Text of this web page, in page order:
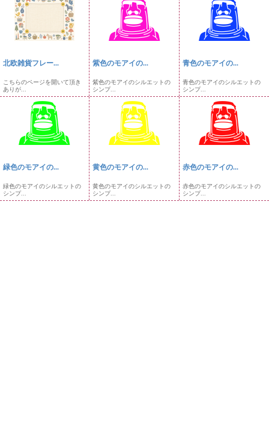
北欧雑貨フレー...
こちらのページを開いて頂き
ありが...
紫色のモアイの...
紫色のモアイのシルエットの
シンプ...
青色のモアイの...
青色のモアイのシルエットの
シンプ...
緑色のモアイの...
緑色のモアイのシルエットの
シンプ...
黄色のモアイの...
黄色のモアイのシルエットの
シンプ...
赤色のモアイの...
赤色のモアイのシルエットの
シンプ...